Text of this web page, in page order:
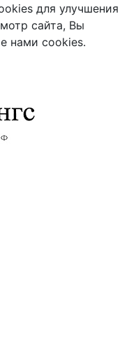
для улучшения
сайта, Вы
нами cookies.